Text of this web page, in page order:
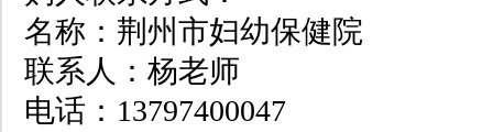
名称：荆州市妇幼保健院
联系人：杨老师
电话：13797400047